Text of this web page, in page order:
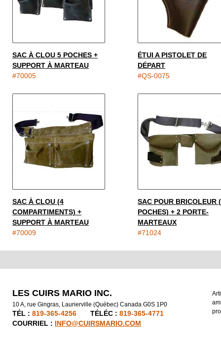
SAC À CLOU 5 POCHES +
SUPPORT À MARTEAU
#70005
ÉTUI A PISTOLET DE
DÉPART
#QS-0075
SAC À CLOU (4
COMPARTIMENTS) +
SUPPORT À MARTEAU
#70009
SAC POUR BRICOLEUR
POCHES) + 2 PORTE-
MARTEAUX
#71024
LES CUIRS MARIO INC.
10 A, rue Gingras, Laurierville (Québec) Canada G0S 1P0
TÉL : 819-365-4256 TÉLÉC : 819-365-4771
COURRIEL :
INFO@CUIRSMARIO.COM